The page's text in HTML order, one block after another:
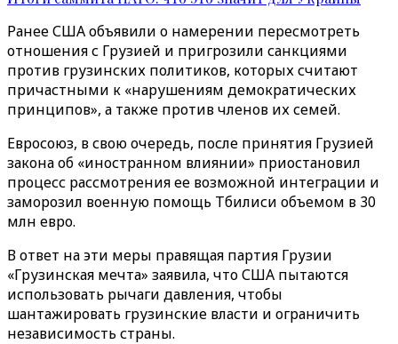
Ранее США объявили о намерении пересмотреть
отношения с Грузией и пригрозили санкциями
против грузинских политиков, которых считают
причастными к «нарушениям демократических
принципов», а также против членов их семей.
Евросоюз, в свою очередь, после принятия Грузией
закона об «иностранном влиянии» приостановил
процесс рассмотрения ее возможной интеграции и
заморозил военную помощь Тбилиси объемом в 30
млн евро.
В ответ на эти меры правящая партия Грузии
«Грузинская мечта» заявила, что США пытаются
использовать рычаги давления, чтобы
шантажировать грузинские власти и ограничить
независимость страны.